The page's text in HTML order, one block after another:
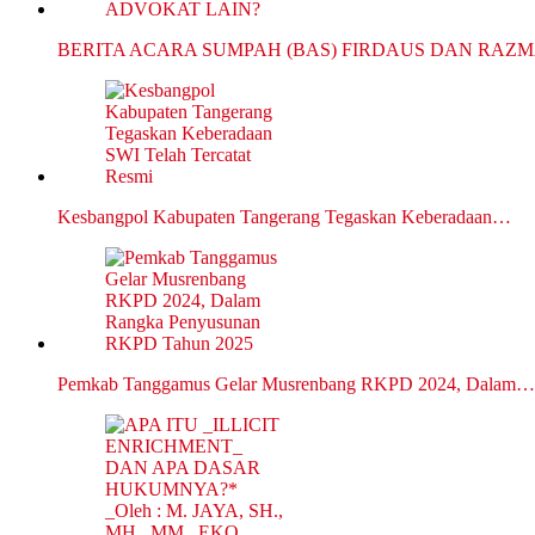
BERITA ACARA SUMPAH (BAS) FIRDAUS DAN
Kesbangpol Kabupaten Tangerang Tegaskan Keberadaan…
Pemkab Tanggamus Gelar Musrenbang RKPD 2024, Dalam…